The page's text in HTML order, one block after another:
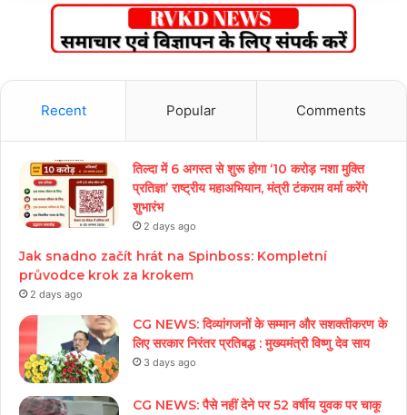
Recent Popular Comments
तिल्दा में 6 अगस्त से शुरू होगा ‘10 करोड़ नशा मुक्ति
प्रतिज्ञा’ राष्ट्रीय महाअभियान, मंत्री टंकराम वर्मा करेंगे
शुभारंभ
2 days ago
Jak snadno začít hrát na Spinboss: Kompletní
průvodce krok za krokem
2 days ago
CG NEWS: दिव्यांगजनों के सम्मान और सशक्तीकरण के
लिए सरकार निरंतर प्रतिबद्ध : मुख्यमंत्री विष्णु देव साय
3 days ago
CG NEWS: पैसे नहीं देने पर 52 वर्षीय युवक पर चाकू